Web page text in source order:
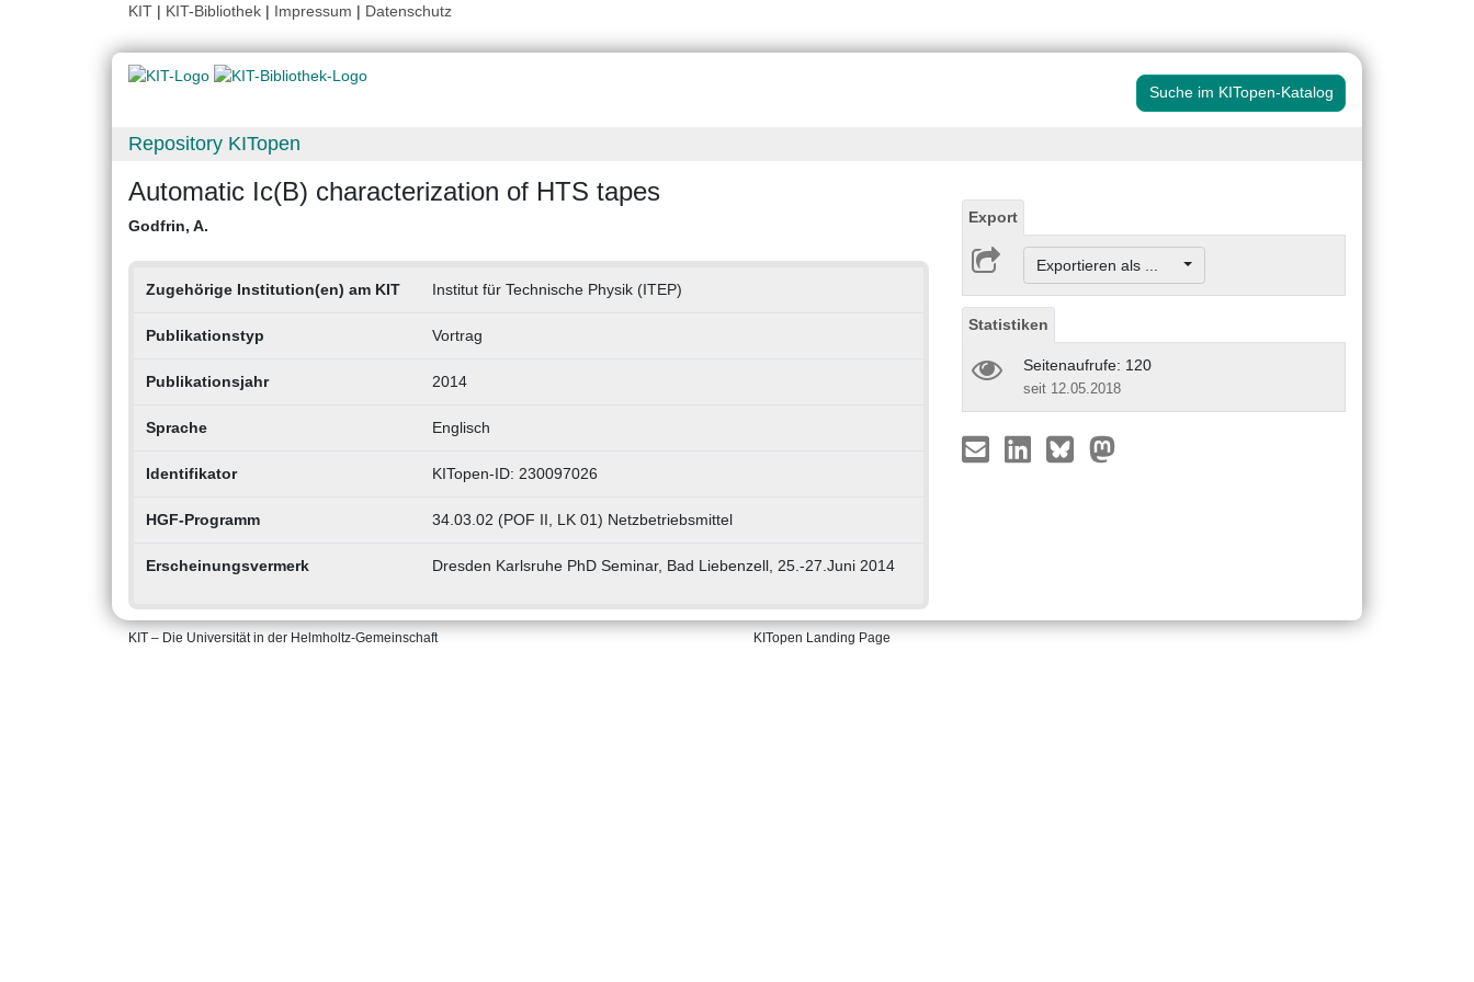
KIT | KIT-Bibliothek | Impressum | Datenschutz
Suche im KITopen-Katalog
Repository KITopen
Automatic Ic(B) characterization of HTS tapes
Godfrin, A.
Zugehörige Institution(en) am KIT Institut für Technische Physik (ITEP)
Publikationstyp Vortrag
Publikationsjahr 2014
Sprache Englisch
Identifikator KITopen-ID: 230097026
HGF-Programm 34.03.02 (POF II, LK 01) Netzbetriebsmittel
Erscheinungsvermerk Dresden Karlsruhe PhD Seminar, Bad Liebenzell, 25.-27.Juni 2014
Export
Exportieren als ...
Statistiken
Seitenaufrufe: 120
seit 12.05.2018
KIT – Die Universität in der Helmholtz-Gemeinschaft KITopen Landing Page